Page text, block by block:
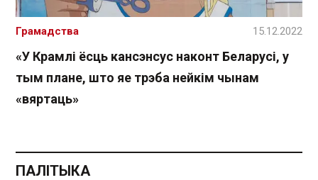
«У Крамлі ёсць кансэнсус наконт Беларусі, у
тым плане, што яе трэба нейкім чынам
«вяртаць»
Грамадства 15.12.2022
ПАЛІТЫКА